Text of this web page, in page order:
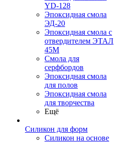
YD-128
Эпоксидная смола
ЭД-20
Эпоксидная смола с
отвердителем ЭТАЛ
45М
Смола для
серфбордов
Эпоксидная смола
для полов
Эпоксидная смола
для творчества
Ещё
Силикон для форм
Силикон на основе